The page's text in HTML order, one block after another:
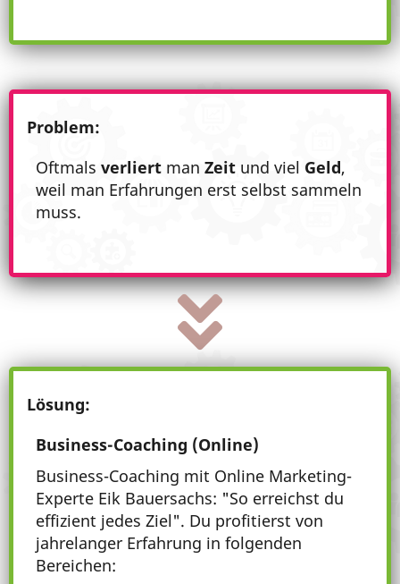
Problem:
Oftmals verliert man Zeit und viel Geld,
weil man Erfahrungen erst selbst sammeln
muss.
Lösung:
Business-Coaching (Online)
Business-Coaching mit Online Marketing-
Experte Eik Bauersachs: "So erreichst du
effizient jedes Ziel". Du profitierst von
jahrelanger Erfahrung in folgenden
Bereichen: